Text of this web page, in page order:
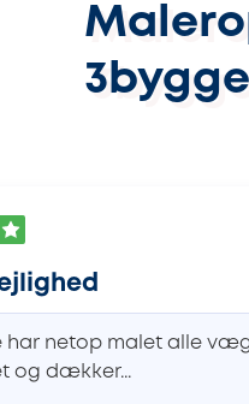
har netop malet alle
og dækker...